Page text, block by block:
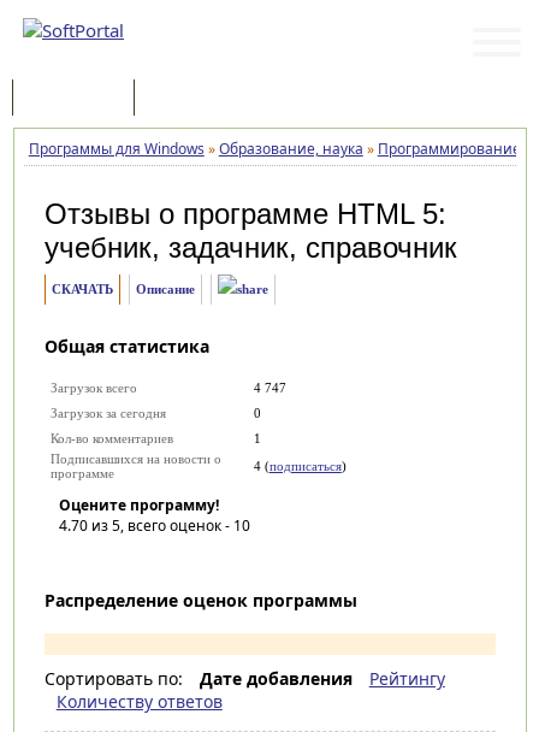
Программы для Windows »Образование, наука » Программирование
Отзывы о программе HTML 5:
учебник, задачник, справочник
СКАЧАТЬ Описание
Общая статистика
Загрузок всего
4 747
Загрузок за сегодня
0
Кол-во комментариев
1
Подписавшихся на новости о
программе
4 (подписаться)
Оцените программу!
4.70из 5, всего оценок - 10
Распределение оценок программы
Сортировать по: Дате добавления
Рейтингу
Количеству ответов